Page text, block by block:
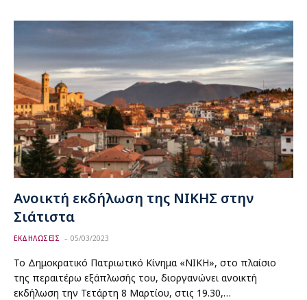
Ανοικτή εκδήλωση της ΝΙΚΗΣ στην
Σιάτιστα
ΕΚΔΗΛΩΣΕΙΣ 05/03/2023
Το Δημοκρατικό Πατριωτικό Κίνημα «ΝΙΚΗ», στο πλαίσιο
της περαιτέρω εξάπλωσής του, διοργανώνει ανοικτή
εκδήλωση την Τετάρτη 8 Μαρτίου, στις 19.30,…